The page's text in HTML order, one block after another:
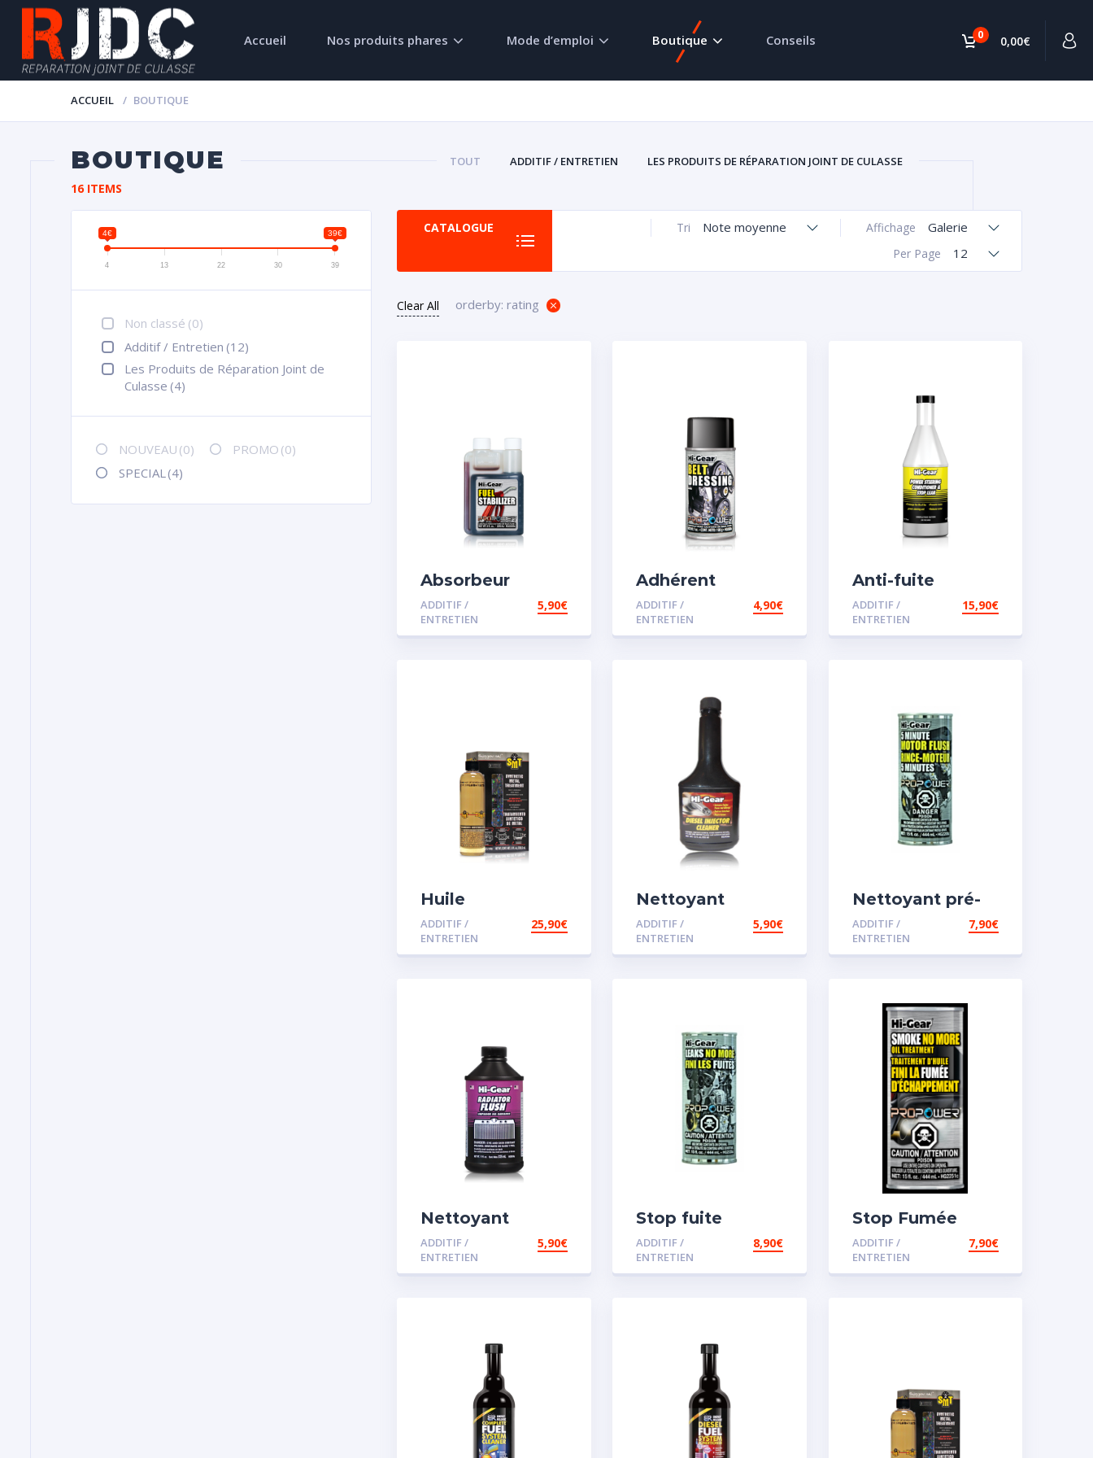
0 0,00€
Accueil Nos produits phares Mode d’emploi Boutique Conseils
ACCUEIL BOUTIQUE
BOUTIQUE TOUT ADDITIF / ENTRETIEN LES PRODUITS DE RÉPARATION JOINT DE CULASSE
16 ITEMS
4€ 39€
4 13 22 30 39
Non classé (0)
Additif / Entretien (12)
Les Produits de Réparation Joint de
Culasse (4)
NOUVEAU (0) PROMO (0)
SPECIAL (4)
CATALOGUE Affichage Galerie
Tri Note moyenne
Per Page 12
Clear All orderby: rating
Absorbeur
disperssant
d’eau pour
carburant
ADDITIF /
ENTRETIEN
5,90€
Adhérent
courroie
ADDITIF /
ENTRETIEN
4,90€
Anti-fuite
concentré pour
direction
assistée
ADDITIF /
ENTRETIEN
15,90€
Huile
Remétallisant
Moteur SMT2
ADDITIF /
ENTRETIEN
25,90€
Nettoyant
injecteur diesel
ADDITIF /
ENTRETIEN
5,90€
Nettoyant pré-
vidange
ADDITIF /
ENTRETIEN
7,90€
Nettoyant
radiateur
ADDITIF /
ENTRETIEN
5,90€
Stop fuite
moteur
ADDITIF /
ENTRETIEN
8,90€
Stop Fumée
ADDITIF /
ENTRETIEN
7,90€